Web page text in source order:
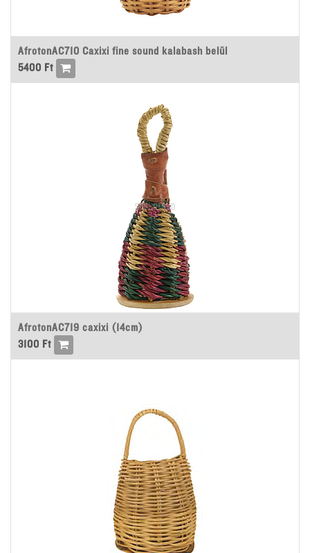
AfrotonAC710 Caxixi fine sound kalabash belül
5400 Ft
AfrotonAC719 caxixi (14cm)
3100 Ft